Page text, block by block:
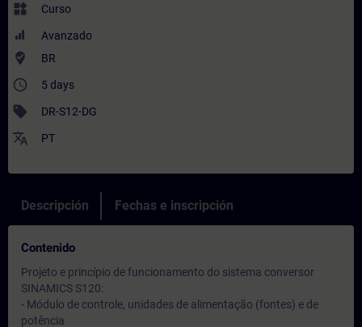
widgets Curso
Avanzado
where_to_vote BR
access_time 5 days
sell DR-S12-DG
translate PT
Descripción Fechas e inscripción
Contenido
Projeto e princípio de funcionamento do sistema conversor
SINAMICS S120:
- Módulo de controle, unidades de alimentação (fontes) e de
potência